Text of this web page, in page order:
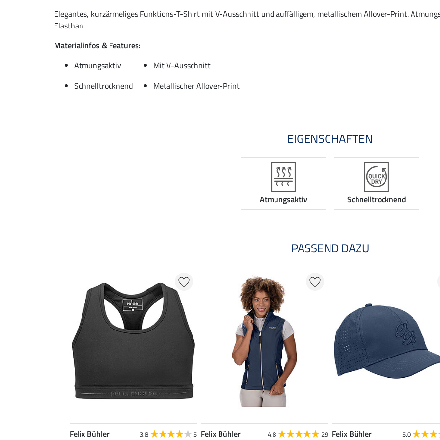
Elegantes, kurzärmeliges Funktions-T-Shirt mit V-Ausschnitt und auffälligem, metallischem Allover-Print.
Elasthan.
Materialinfos & Features:
Atmungsaktiv
Mit V-Ausschnitt
Schnelltrocknend
Metallischer Allover-Print
EIGENSCHAFTEN
Atmungsaktiv Schnelltrocknend
PASSEND DAZU
Felix Bühler 3.8 5 Felix Bühler 4.8 29 Felix Bühler 5.0